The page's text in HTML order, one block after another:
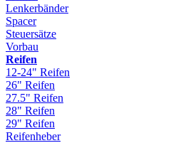
Lenkerbänder
Spacer
Steuersätze
Vorbau
Reifen
12-24" Reifen
26" Reifen
27.5" Reifen
28" Reifen
29" Reifen
Reifenheber